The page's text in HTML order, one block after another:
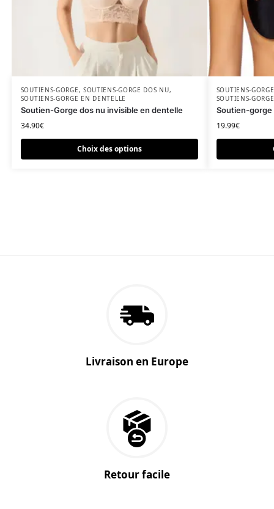
SOUTIENS-GORGE, SOUTIENS-GORGE DOS NU,
SOUTIENS-GORGE EN DENTELLE
Soutien-Gorge dos nu invisible en dentelle
34.90€
Choix des options
Ce produit a plusieurs variations. Les options peuvent être
SOUTIENS-GORGE
SOUTIENS-
Soutien-gorge
19.99€
Ce produit a
Livraison en Europe
Retour facile